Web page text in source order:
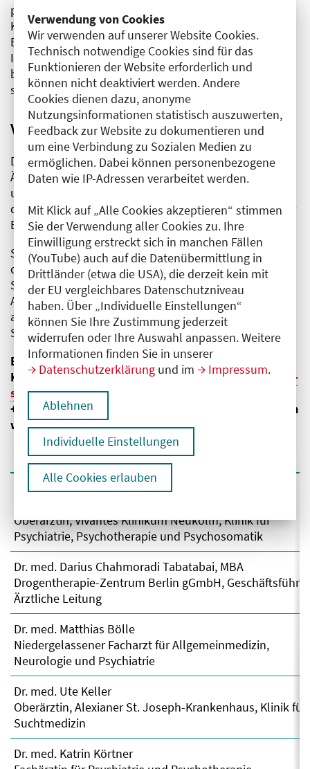
Verwendung von Cookies
Wir verwenden auf unserer Website Cookies.
Technisch notwendige Cookies sind für das
Funktionieren der Website erforderlich und
können nicht deaktiviert werden. Andere
Cookies dienen dazu, anonyme
Nutzungsinformationen statistisch auszuwerten,
Feedback zur Website zu dokumentieren und
um eine Verbindung zu Sozialen Medien zu
ermöglichen. Dabei können personenbezogene
Daten wie IP-Adressen verarbeitet werden.
Mit Klick auf „Alle Cookies akzeptieren“ stimmen
Sie der Verwendung aller Cookies zu. Ihre
Einwilligung erstreckt sich in manchen Fällen
(YouTube) auch auf die Datenübermittlung in
Drittländer (etwa die USA), die derzeit kein mit
der EU vergleichbares Datenschutzniveau
haben. Über „Individuelle Einstellungen“
können Sie Ihre Zustimmung jederzeit
widerrufen oder Ihre Auswahl anpassen. Weitere
Informationen finden Sie in unserer
Datenschutzerklärung und im Impressum.
Ablehnen
Individuelle Einstellungen
Alle Cookies erlauben
problematischen Substanzkonsum kostenfrei. Die
Kostenübernahme für anfallende Untersuchungen,
Behandlungen, Therapien im Rahmen des
Interventionsprogramms sind Angelegenheit des
betroffenen Kammermitglieds und entsprechend
selbst zu verantworten.
Vertrauenspersonen
Die Vertrauenspersonen sind vom Vorstand der
Ärztekammer Berlin berufene, suchtmedizinisch
und therapeutisch qualifizierte, erfahrene Mitglieder
des Arbeitskreises Drogen und Sucht der Ärztekammer
Berlin.
Sie bieten aus kollegialer Fürsorge Unterstützung bei
der Überwindung einer bestehenden
Suchtproblematik mit dem Ziel, eine qualifizierte
Ausübung des ärztlichen Berufs sicherzustellen und
auf diese Weise ansonsten unausweichliche
Sanktionen zu verhindern.
Betroffene, deren Angehörige, Freunde oder
Kolleg:innen können sich jederzeit unter E
kontakt-
suchtprogramm@aekb.de
+49 30 408 06 - 14 00 an das Interventionsprogramm
wenden.
Vertrauensperson
Dr. med. Monika Trendelenburg
Oberärztin, Vivantes Klinikum Neukölln, Klinik für
Psychiatrie, Psychotherapie und Psychosomatik
Dr. med. Darius Chahmoradi Tabatabai, MBA
Drogentherapie-Zentrum Berlin gGmbH,
Ärztliche Leitung
Dr. med. Matthias Bölle
Niedergelassener Facharzt für Allgemeinmedizin,
Neurologie und Psychiatrie
Dr. med. Ute Keller
Oberärztin, Alexianer St. Joseph-Krankenhaus, Klinik für
Suchtmedizin
Dr. med. Katrin Körtner